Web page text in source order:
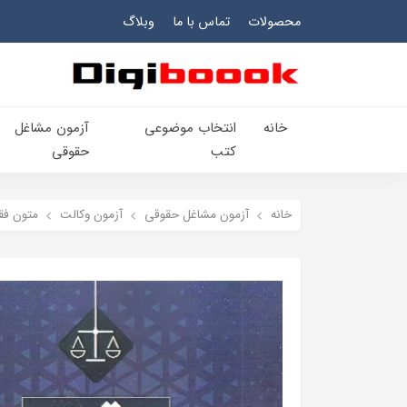
محصولات تماس با ما وبلاگ
خانه
انتخاب​ موضوعي​
کتب
آزمون مشاغل
حقوقی
خانه آزمون مشاغل حقوقی آزمون وکالت متون